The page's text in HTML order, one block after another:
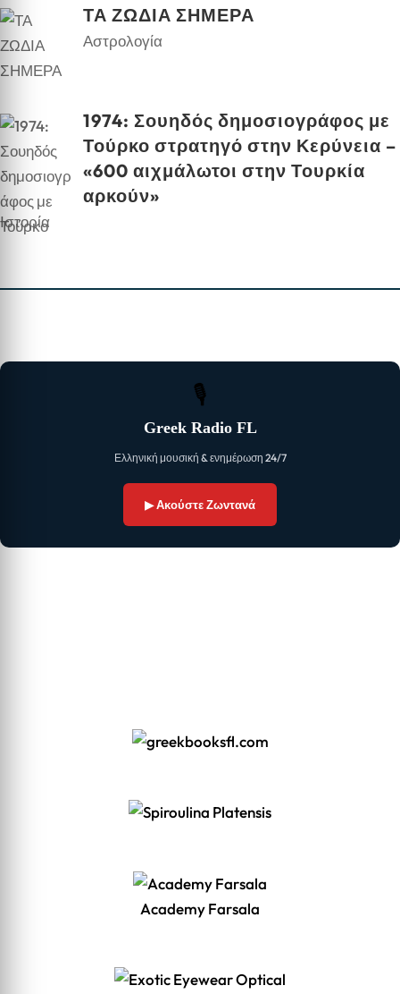
ΤΑ ΖΩΔΙΑ ΣΗΜΕΡΑ
Αστρολογία
1974: Σουηδός δημοσιογράφος με
Τούρκο στρατηγό στην Κερύνεια –
«600 αιχμάλωτοι στην Τουρκία
αρκούν»
Ιστορία
🎙
Greek Radio FL
Ελληνική μουσική & ενημέρωση 24/7
▶ Ακούστε Ζωντανά
Academy Farsala